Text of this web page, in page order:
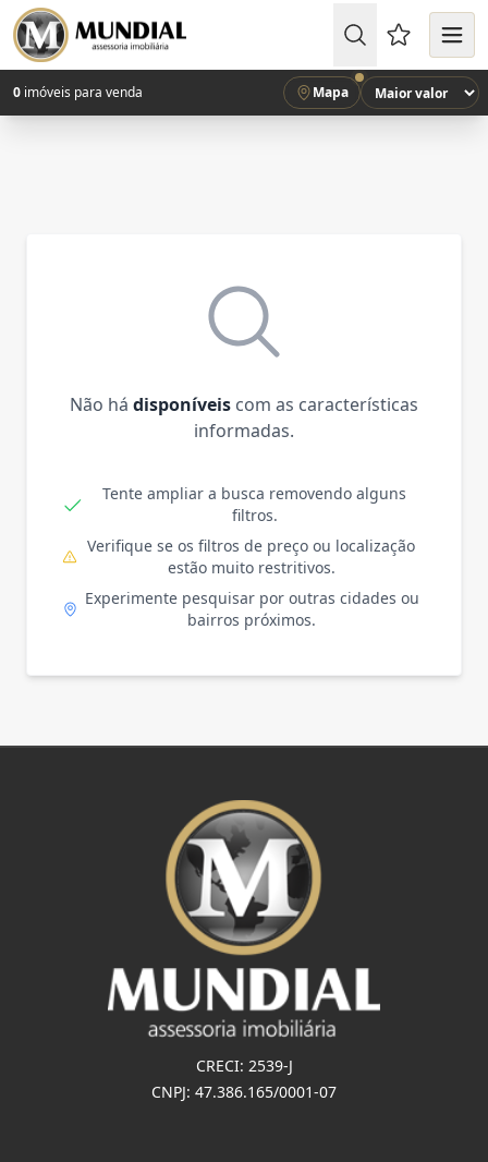
Favoritos
0 imóveis para venda Mapa
Não há disponíveis com as características
informadas.
Tente ampliar a busca removendo alguns
filtros.
Verifique se os filtros de preço ou localização
estão muito restritivos.
Experimente pesquisar por outras cidades ou
bairros próximos.
CRECI: 2539-J
CNPJ: 47.386.165/0001-07